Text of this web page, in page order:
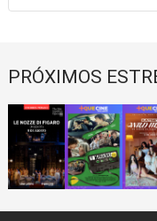
PRÓXIMOS